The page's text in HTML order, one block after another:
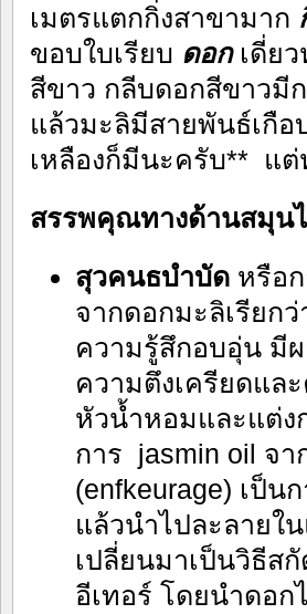
เมตรแตกกิ่งสาขามาก
ขอบใบเรียบ ดอกเดี่ยว
สีขาว กลีบดอกสีขาว
แล้วมะลิมีสายพันธ์เกือ
เหลืองก็มีนะครับ** แ
สรรพคุณทางด้านสมุน
สุวคนธบำบัดหรือก
จากดอกมะลิเรียก
ความรู้สึกอบอุ่น มี
ความตึงเครียดแล
หัวน้ำหอมและแต่ง
การ jasmin oil จา
(enfkeurage) เป็
แล้วนำไปละลายใ
เปลี่ยนมาเป็นวิธีส
อีเทอร์ โดยนำดอ